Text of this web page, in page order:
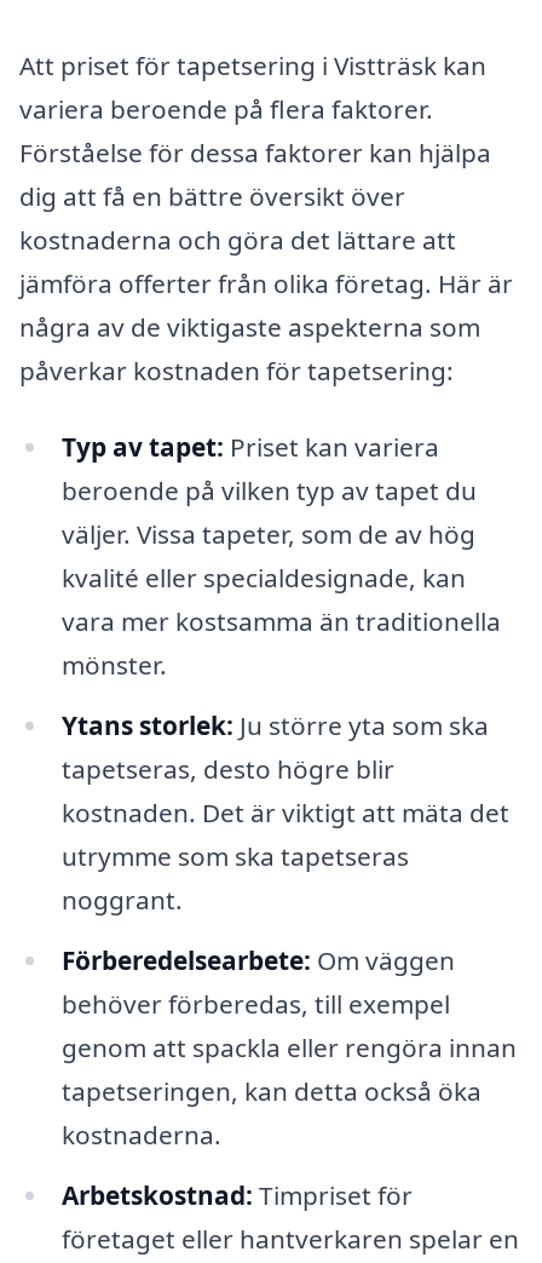
Att priset för tapetsering i Vistträsk kan
variera beroende på flera faktorer.
Förståelse för dessa faktorer kan hjälpa
dig att få en bättre översikt över
kostnaderna och göra det lättare att
jämföra offerter från olika företag. Här är
några av de viktigaste aspekterna som
påverkar kostnaden för tapetsering:
Typ av tapet: Priset kan variera
beroende på vilken typ av tapet du
väljer. Vissa tapeter, som de av hög
kvalité eller specialdesignade, kan
vara mer kostsamma än traditionella
mönster.
Ytans storlek: Ju större yta som ska
tapetseras, desto högre blir
kostnaden. Det är viktigt att mäta det
utrymme som ska tapetseras
noggrant.
Förberedelsearbete: Om väggen
behöver förberedas, till exempel
genom att spackla eller rengöra innan
tapetseringen, kan detta också öka
kostnaderna.
Arbetskostnad: Timpriset för
företaget eller hantverkaren spelar en